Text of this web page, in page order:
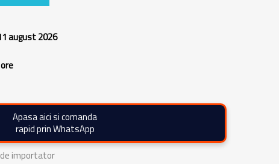
august 2026
Apasa aici si comanda
rapid prin WhatsApp
importator